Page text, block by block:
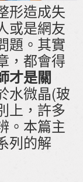
形造成失
或是網友
題。其實
，都會得
才是關
水微晶(玻
上，許多
。本篇主
列的解